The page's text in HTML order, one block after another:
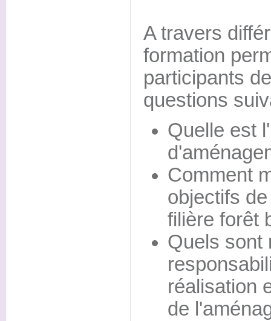
A travers
formation
participants
questions
Quelle est
Comment
objectifs
filière forêt
Quels sont
réalisation
de